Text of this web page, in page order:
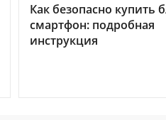
Как безопасно купить
смартфон: подробная
инструкция